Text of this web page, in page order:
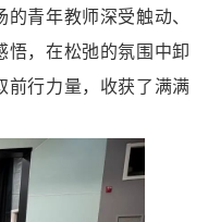
青年教师深受触动、
悟，在松弛的氛围中卸
前行力量，收获了满满